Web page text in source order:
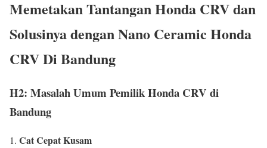
Memetakan Tantangan Honda CRV dan
Solusinya denganNano Ceramic Honda
CRV Di Bandung
H2: Masalah Umum Pemilik Honda CRV di
Bandung
Cat Cepat Kusam